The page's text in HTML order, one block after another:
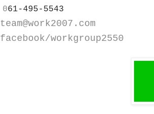
061-495-5543
team@work2007.com
facebook/workgroup2550